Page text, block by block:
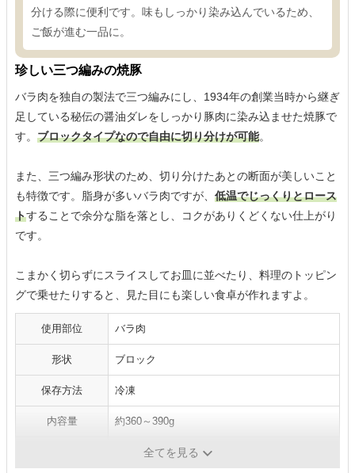
分ける際に便利です。味もしっかり染み込んでいるため、
ご飯が進む一品に。
珍しい三つ編みの焼豚
バラ肉を独自の製法で三つ編みにし、1934年の創業当時から継ぎ
足している秘伝の醤油ダレをしっかり豚肉に染み込ませた焼豚で
す。 ブロックタイプなので自由に切り分けが可能。
また、三つ編み形状のため、切り分けたあとの断面が美しいこと
も特徴です。脂身が多いバラ肉ですが、 低温でじっくりとロース
トすることで余分な脂を落とし、コクがありくどくない仕上がり
です。
こまかく切らずにスライスしてお皿に並べたり、料理のトッピン
グで乗せたりすると、見た目にも楽しい食卓が作れますよ。
使用部位 バラ肉
形状 ブロック
保存方法 冷凍
内容量 約360～390g
全てを見る